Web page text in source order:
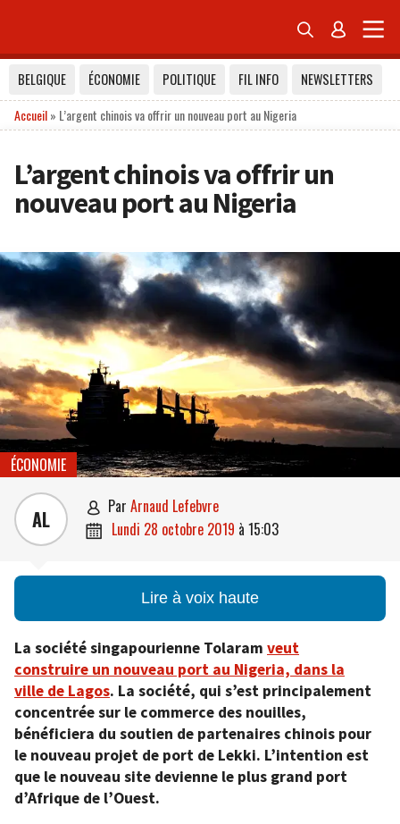
 
BELGIQUE ÉCONOMIE POLITIQUE FIL INFO
NEWSLETTERS
Accueil» L’argent chinois va offrir un nouveau port au Nigeria
L’argent chinois va offrir un
nouveau port au Nigeria
ÉCONOMIE
AL  par Arnaud Lefebvre
 lundi 28 octobre 2019 à 15:03
Lire à voix haute
La société singapourienne Tolaram veut
construire un nouveau port au Nigeria, dans la
ville de Lagos. La société, qui s’est principalement
concentrée sur le commerce des nouilles,
bénéficiera du soutien de partenaires chinois pour
le nouveau projet de port de Lekki. L’intention est
que le nouveau site devienne le plus grand port
d’Afrique de l’Ouest.